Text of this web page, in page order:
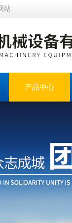
站
产品中心